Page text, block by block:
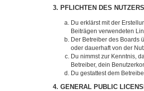
3. PFLICHTEN DES NUTZERS
Du erklärst mit der
Beiträgen verwendeten
Der Betreiber des Boards
oder dauerhaft von der
Du nimmst zur Kenntnis,
Betreiber, dein
Du gestattest dem
4. GENERAL PUBLIC